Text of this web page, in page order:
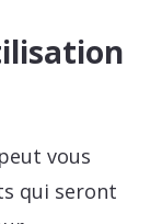
vous
qui seront